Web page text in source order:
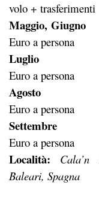
volo + trasferimenti
Maggio, Giugno
Euro a persona
Luglio
a
Euro a persona
Agosto
Euro a persona
Settembre
a
Euro a persona
Località:
Baleari, Spagna